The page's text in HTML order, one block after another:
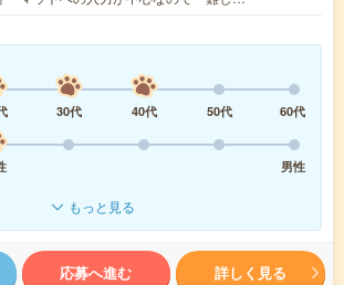
30代 40代 50代
60代
男性
もっと見る
応募へ進む 詳しく見る